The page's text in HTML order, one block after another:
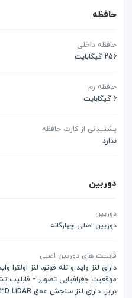
حافظه
حافظه داخلی
256 گیگابایت
حافظه رم
6 گیگابایت
پشتیبانی از کارت حافظه
ندارد
دوربین
دوربین
دوربین اصلی چهارگانه
قابلیت های دوربین اصلی
برابر، دارای لنز سنجش عمق TOF 3D LiDAR